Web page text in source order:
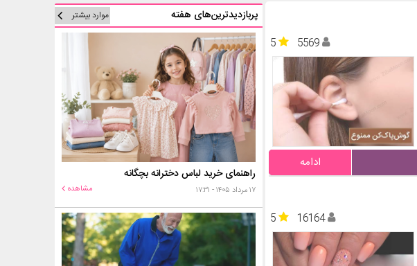
5
5569
ادامه
5
16164
پربازدیدترین‌های هفته موارد بیشتر
راهنمای خرید لباس دخترانه بچگانه
۱۷ مرداد ۱۴۰۵ - ۱۷:۳۱ مشاهده